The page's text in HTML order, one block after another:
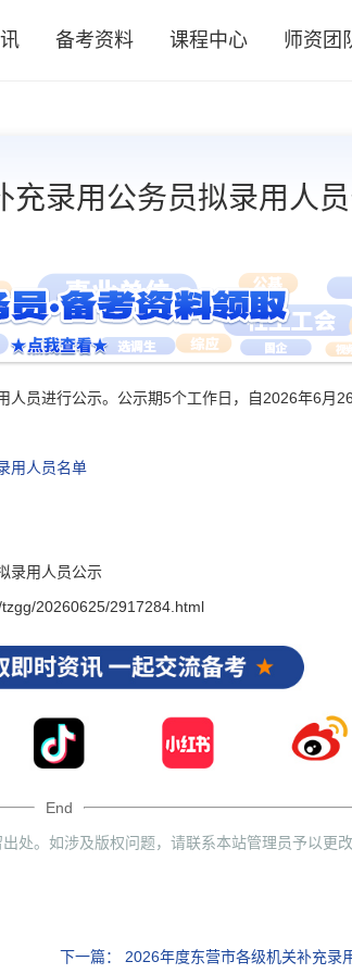
备考资料 课程中心 师资团
登录/注册
* 手机号:
录用公务员拟录用人
员进行公示。公示期5个工作日，自2026年6月
用人员名单
录用人员公示
20260625/2917284.html
End
处。如涉及版权问题，请联系本站管理员予以更改
下一篇： 2026年度东营市各级机关补充录用公务员（参照公务
资料下载
* 手机号:
* 验证码: 获